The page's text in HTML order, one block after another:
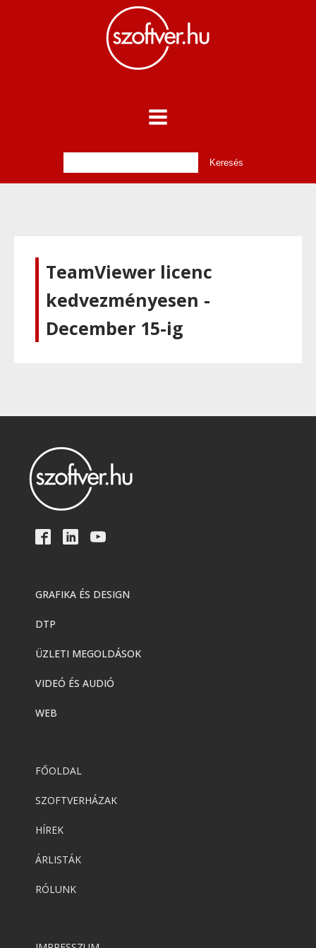
TeamViewer licenc
kedvezményesen -
December 15-ig
GRAFIKA ÉS DESIGN
DTP
ÜZLETI MEGOLDÁSOK
VIDEÓ ÉS AUDIÓ
WEB
FŐOLDAL
SZOFTVERHÁZAK
HÍREK
ÁRLISTÁK
RÓLUNK